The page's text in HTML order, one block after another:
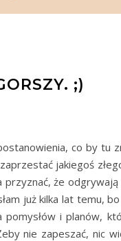
;)
co by tu
jakiegoś
że odgrywają
już kilka lat temu,
pomysłów i planów,
nie zapeszać, nic